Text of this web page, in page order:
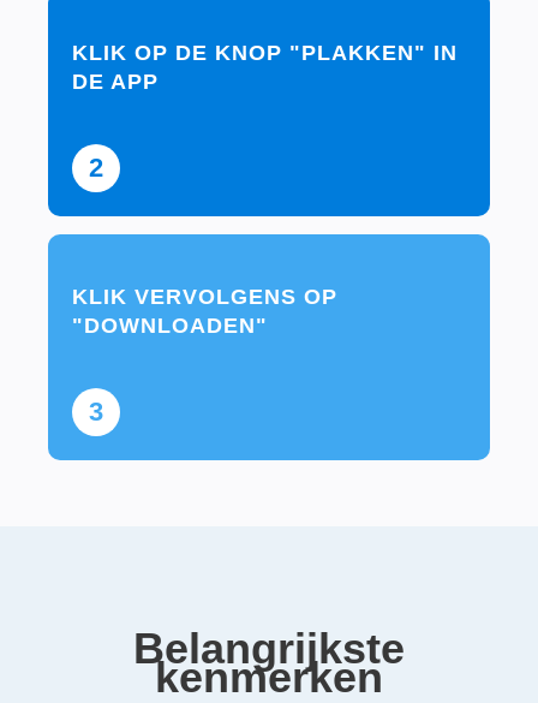
2
KLIK OP DE KNOP "PLAKKEN" IN
DE APP
3
KLIK VERVOLGENS OP
"DOWNLOADEN"
Belangrijkste
kenmerken